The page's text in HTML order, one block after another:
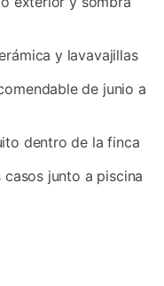
y lavavajillas
de junio a
dentro de la finca
junto a piscina